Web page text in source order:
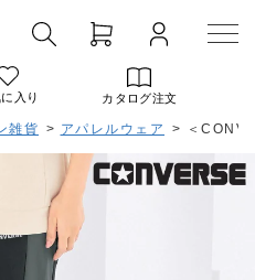
入り カタログ注文
雑貨 > アパレルウェア > ＜